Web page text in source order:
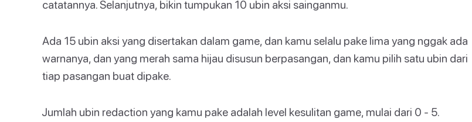
catatannya. Selanjutnya, bikin tumpukan 10 ubin aksi sainganmu.
Ada 15 ubin aksi yang disertakan dalam game, dan kamu selalu pake lima yang nggak ada
warnanya, dan yang merah sama hijau disusun berpasangan, dan kamu pilih satu ubin dari
tiap pasangan buat dipake.
Jumlah ubin redaction yang kamu pake adalah level kesulitan game, mulai dari 0 - 5.